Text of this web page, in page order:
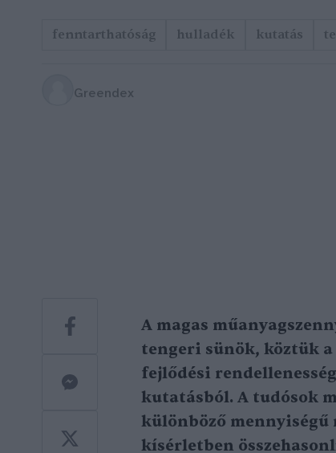
fenntarthatóság hulladék kutatás
Greendex
A magas
tengeri sünök, köztük
fejlődési
kutatásból. A tudósok
különböző
kísérletben